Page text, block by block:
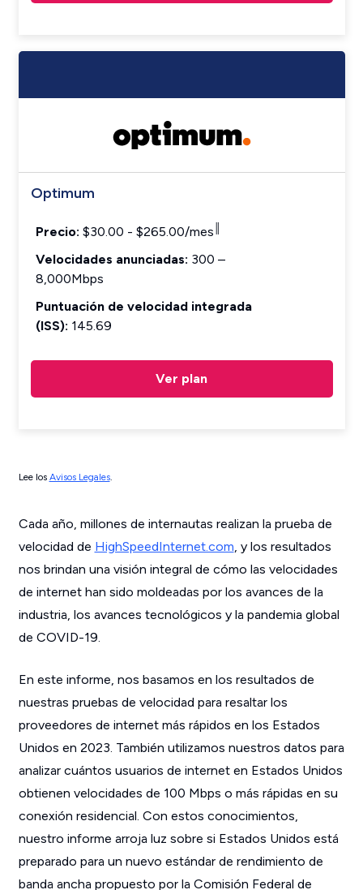
Optimum
Precio: $30.00 - $265.00/mes
Velocidades anunciadas: 300 –
8,000Mbps
Puntuación de velocidad integrada
(ISS): 145.69
Ver plan
Lee los Avisos Legales.
Cada año, millones de internautas realizan la prueba de
velocidad de HighSpeedInternet.com, y los resultados
nos brindan una visión integral de cómo las velocidades
de internet han sido moldeadas por los avances de la
industria, los avances tecnológicos y la pandemia global
de COVID-19.
En este informe, nos basamos en los resultados de
nuestras pruebas de velocidad para resaltar los
proveedores de internet más rápidos en los Estados
Unidos en 2023. También utilizamos nuestros datos para
analizar cuántos usuarios de internet en Estados Unidos
obtienen velocidades de 100 Mbps o más rápidas en su
conexión residencial. Con estos conocimientos,
nuestro informe arroja luz sobre si Estados Unidos está
preparado para un nuevo estándar de rendimiento de
banda ancha propuesto por la Comisión Federal de